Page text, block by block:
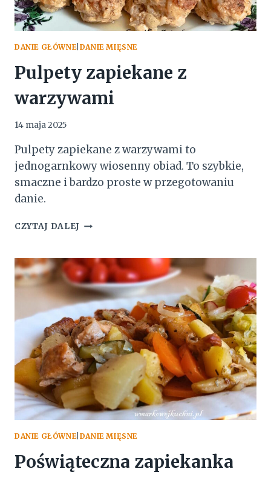
DANIE GŁÓWNE| DANIE MIĘSNE
Pulpety zapiekane z
warzywami
14 maja 2025
Pulpety zapiekane z warzywami to
jednogarnkowy wiosenny obiad. To szybkie,
smaczne i bardzo proste w przegotowaniu
danie.
CZYTAJ DALEJ PULPETY
WARZYWAMI
DANIE GŁÓWNE| DANIE MIĘSNE
Poświąteczna zapiekanka